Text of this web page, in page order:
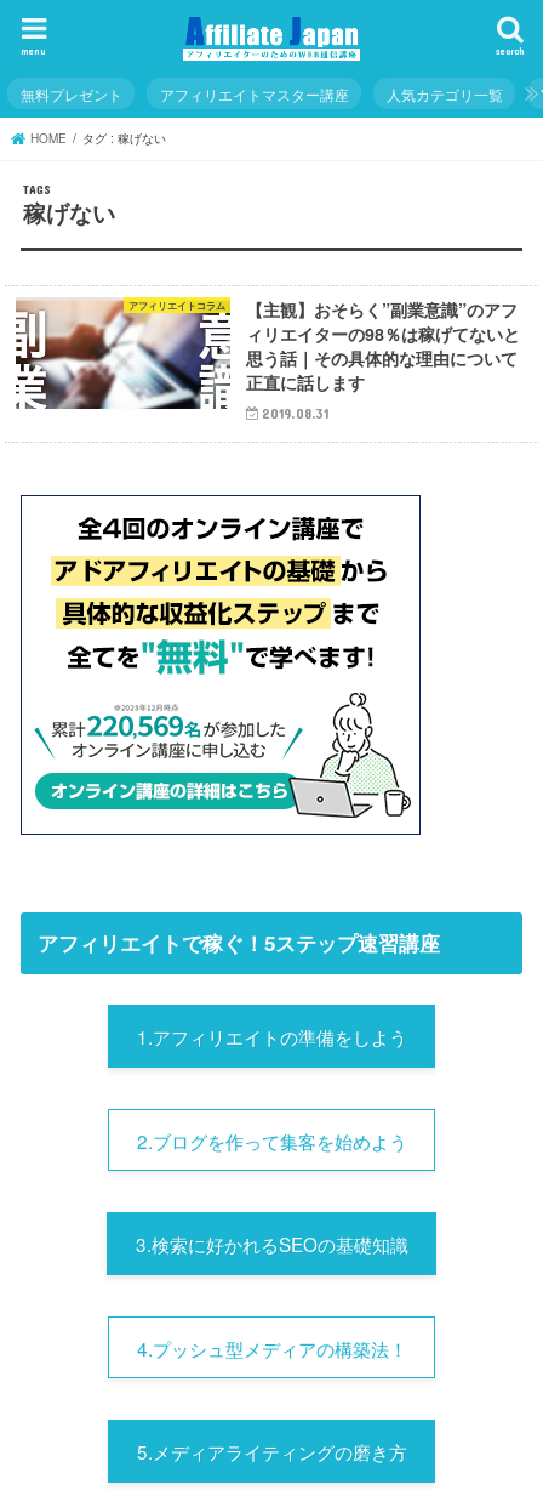
search
menu
無料プレゼント アフィリエイトマスター講座 人気カテゴリ一覧
HOME タグ : 稼げない
稼げない
アフィリエイトコラム
【主観】おそらく”副業意識”のアフ
ィリエイターの98％は稼げてないと
思う話｜その具体的な理由について
正直に話します
2019.08.31
アフィリエイトで稼ぐ！5ステップ速習講座
1.アフィリエイトの準備をしよう
2.ブログを作って集客を始めよう
3.検索に好かれるSEOの基礎知識
4.プッシュ型メディアの構築法！
5.メディアライティングの磨き方